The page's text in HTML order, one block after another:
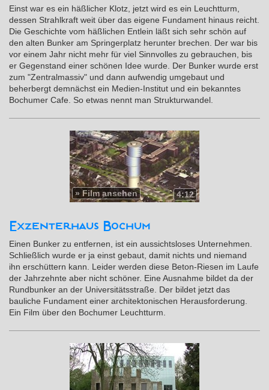
Einst war es ein häßlicher Klotz, jetzt wird es ein Leuchtturm,
dessen Strahlkraft weit über das eigene Fundament hinaus reicht.
Die Geschichte vom häßlichen Entlein läßt sich sehr schön auf
den alten Bunker am Springerplatz herunter brechen. Der war bis
vor einem Jahr nicht mehr für viel Sinnvolles zu gebrauchen, bis
er Gegenstand einer schönen Idee wurde. Der Bunker wurde erst
zum "Zentralmassiv" und dann aufwendig umgebaut und
beherbergt demnächst ein Medien-Institut und ein bekanntes
Bochumer Cafe. So etwas nennt man Strukturwandel.
4:12
»Film ansehen
Exzenterhaus Bochum
Einen Bunker zu entfernen, ist ein aussichtsloses Unternehmen.
Schließlich wurde er ja einst gebaut, damit nichts und niemand
ihn erschüttern kann. Leider werden diese Beton-Riesen im Laufe
der Jahrzehnte aber nicht schöner. Eine Ausnahme bildet da der
Rundbunker an der Universitätsstraße. Der bildet jetzt das
bauliche Fundament einer architektonischen Herausforderung.
Ein Film über den Bochumer Leuchtturm.